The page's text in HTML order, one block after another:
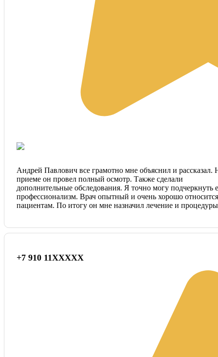
Андрей Павлович все грамотно мне объяснил и рассказал.
приеме он провел полный осмотр. Также сделали
дополнительные обследования. Я точно могу подчеркнуть
профессионализм. Врач опытный и очень хорошо
пациентам. По итогу он мне назначил лечение и
+7 910 11XXXXX